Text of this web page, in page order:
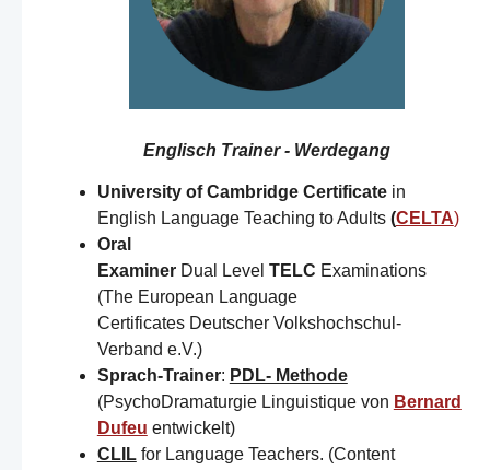
Englisch Trainer - Werdegang
University of Cambridge Certificatein
English Language Teaching to Adults (CELTA)
Oral
ExaminerDual Level TELC Examinations
(The European Language
Certificates Deutscher Volkshochschul-
Verband e.V.)
Sprach-Trainer: PDL- Methode
(PsychoDramaturgie Linguistique von Bernard
Dufeu entwickelt)
CLILfor Language Teachers. (Content